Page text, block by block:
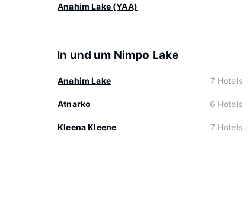
Anahim Lake (YAA)
In und um Nimpo Lake
Anahim Lake 7 Hotels
Atnarko 6 Hotels
Kleena Kleene 7 Hotels